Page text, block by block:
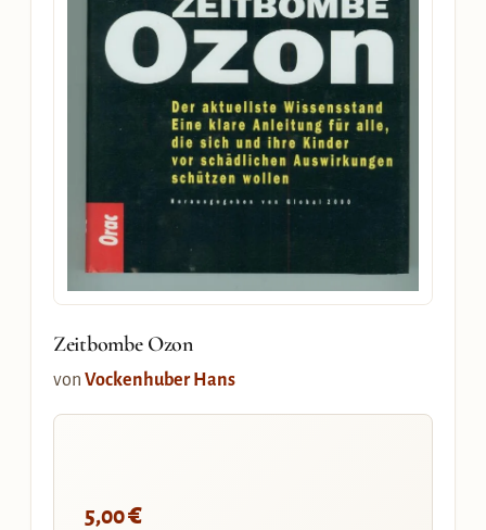
Zeitbombe Ozon
von Vockenhuber Hans
5,00€